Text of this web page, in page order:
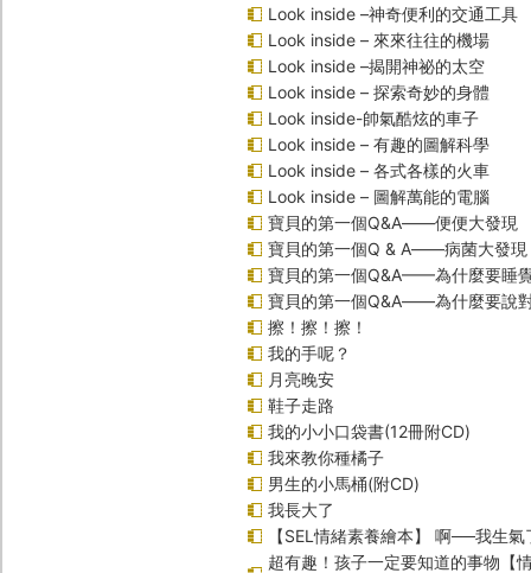
Look inside –神奇便利的交通工具
Look inside – 來來往往的機場
Look inside –揭開神祕的太空
Look inside – 探索奇妙的身體
Look inside-帥氣酷炫的車子
Look inside – 有趣的圖解科學
Look inside – 各式各樣的火車
Look inside – 圖解萬能的電腦
寶貝的第一個Q&A――便便大發現
寶貝的第一個Q & A――病菌大發現
寶貝的第一個Q&A——為什麼要睡
寶貝的第一個Q&A――為什麼要說
擦！擦！擦！
我的手呢？
月亮晚安
鞋子走路
我的小小口袋書(12冊附CD)
我來教你種橘子
男生的小馬桶(附CD)
我長大了
【SEL情緒素養繪本】 啊──我生
超有趣！孩子一定要知道的事物【